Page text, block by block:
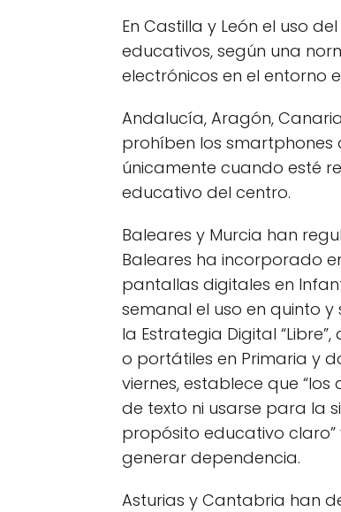
En Castilla y León el uso
educativos, según una
electrónicos en el entorno
Andalucía, Aragón,
prohíben los
únicamente cuando esté
educativo del centro.
Baleares y Murcia han
Baleares ha incorporado
pantallas digitales en
semanal el uso en quinto
la Estrategia Digital
o portátiles en Primaria y
viernes, establece que
de texto ni usarse para la
propósito educativo
generar dependencia.
Asturias y Cantabria han